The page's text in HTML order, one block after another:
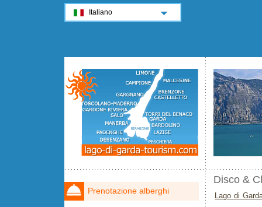
Disco &
Lago di
Prenotazione alberghi
Italiano